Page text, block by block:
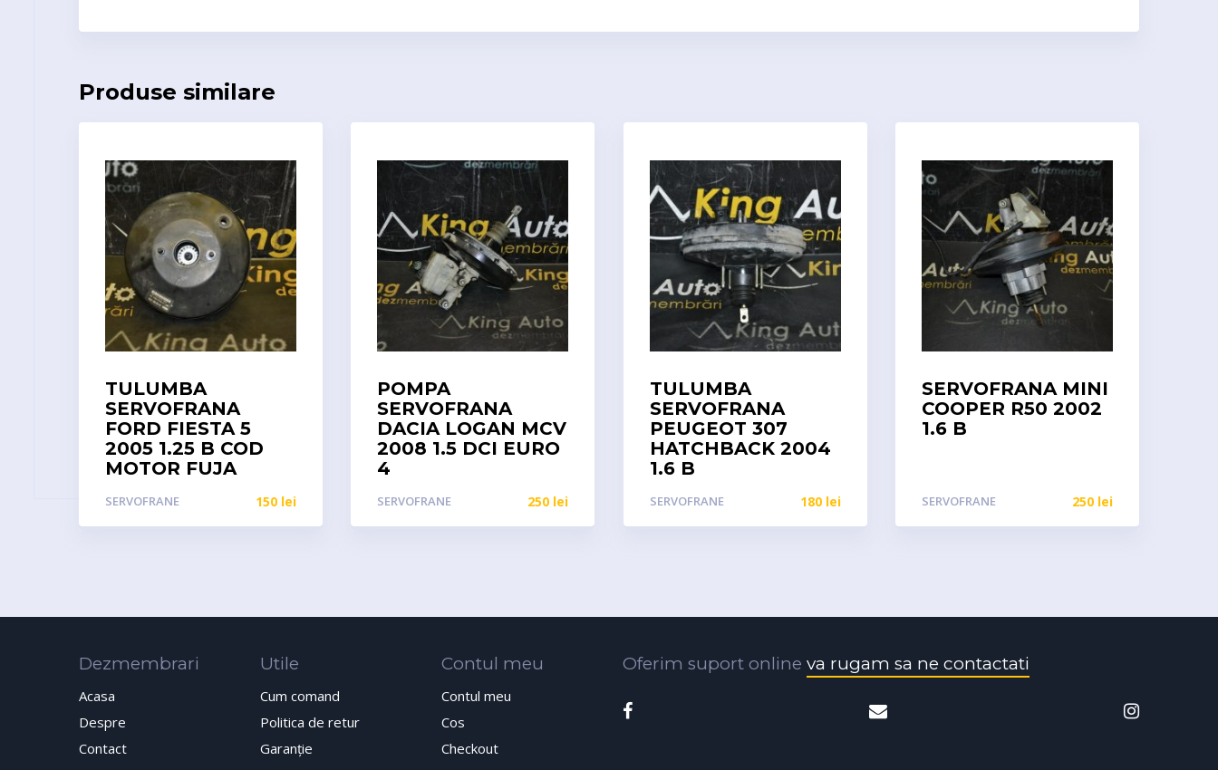
Produse similare
TULUMBA
SERVOFRANA
FORD FIESTA 5
2005 1.25 B COD
MOTOR FUJA
SERVOFRANE 150 lei
POMPA
SERVOFRANA
DACIA LOGAN MCV
2008 1.5 DCI EURO
4
SERVOFRANE 250 lei
TULUMBA
SERVOFRANA
PEUGEOT 307
HATCHBACK 2004
1.6 B
SERVOFRANE 180 lei
SERVOFRANA MINI
COOPER R50 2002
1.6 B
SERVOFRANE 250 lei
Dezmembrari
Acasa
Despre
Contact
Utile
Cum comand
Politica de retur
Garanţie
Contul meu
Contul meu
Cos
Checkout
Oferim suport online va rugam sa ne contactati